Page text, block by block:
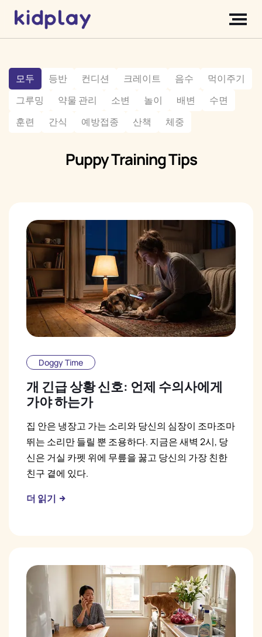
모두 등반 컨디션 크레이트 음수
먹이주기
그루밍
약물 관리 소변 놀이 배변
수면
훈련
간식 예방접종 산책 체중
Puppy Training Tips
Doggy Time
개 긴급 상황 신호: 언제 수의사에게
가야 하는가
집 안은 냉장고 가는 소리와 당신의 심장이 조마조마
뛰는 소리만 들릴 뿐 조용하다. 지금은 새벽 2시, 당
신은 거실 카펫 위에 무릎을 꿇고 당신의 가장 친한
친구 곁에 있다.
더 읽기